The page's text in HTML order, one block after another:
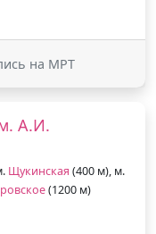
на МРТ
А.И.
Щукинская (400 м), м.
(1200 м)